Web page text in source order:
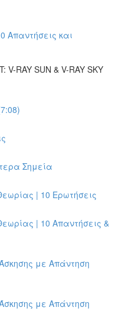
Απαντήσεις και
V-RAY SUN & V-RAY SKY
Σημεία
| 10 Ερωτήσεις
| 10 Απαντήσεις &
με Απάντηση
με Απάντηση